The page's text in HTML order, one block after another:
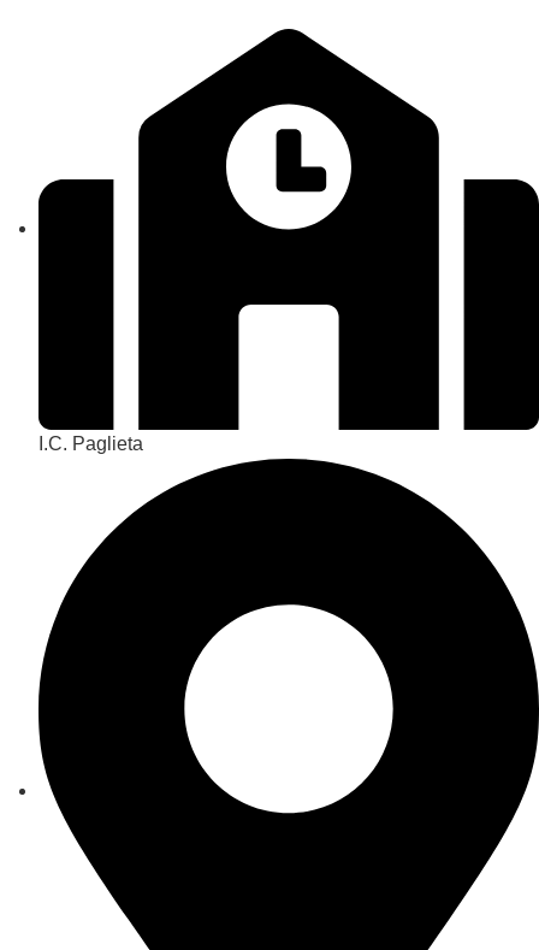
I.C. Paglieta